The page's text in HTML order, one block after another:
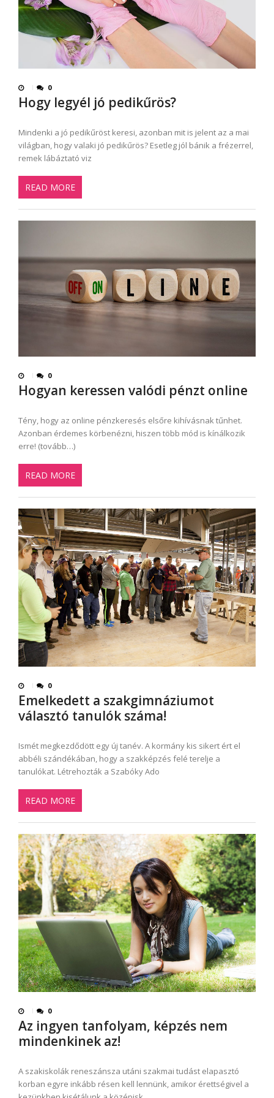
0
Hogy legyél jó pedikűrös?
Mindenki a jó pedikűröst keresi, azonban mit is jelent az a mai
világban, hogy valaki jó pedikűrös? Esetleg jól bánik a frézerrel,
remek lábáztató viz
READ MORE
0
Hogyan keressen valódi pénzt online
Tény, hogy az online pénzkeresés elsőre kihívásnak tűnhet.
Azonban érdemes körbenézni, hiszen több mód is kínálkozik
erre! (tovább…)
READ MORE
0
Emelkedett a szakgimnáziumot
választó tanulók száma!
Ismét megkezdődött egy új tanév. A kormány kis sikert ért el
abbéli szándékában, hogy a szakképzés felé terelje a
tanulókat. Létrehozták a Szabóky Ado
READ MORE
0
Az ingyen tanfolyam, képzés nem
mindenkinek az!
A szakiskolák reneszánsza utáni szakmai tudást elapasztó
korban egyre inkább résen kell lennünk, amikor érettségivel a